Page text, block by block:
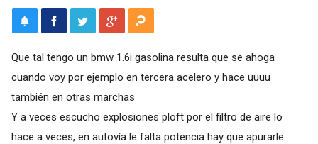
Que tal tengo un bmw 1.6i gasolina resulta que se ahoga
cuando voy por ejemplo en tercera acelero y hace uuuu
también en otras marchas
Y a veces escucho explosiones ploft por el filtro de aire lo
hace a veces, en autovía le falta potencia hay que apurarle